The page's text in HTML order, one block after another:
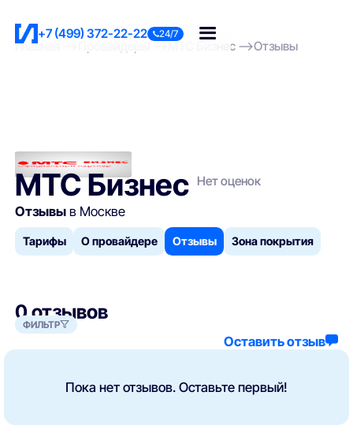
+7 (499) 372-22-22 24/7
Главная МТС Бизнес Отзывы
МТС Бизнес
Отзывы в Москве
Нет оценок
Тарифы О провайдере Отзывы Зона покрытия
0 отзывов
ФИЛЬТР
Оставить отзыв
Пока нет отзывов. Оставьте первый!